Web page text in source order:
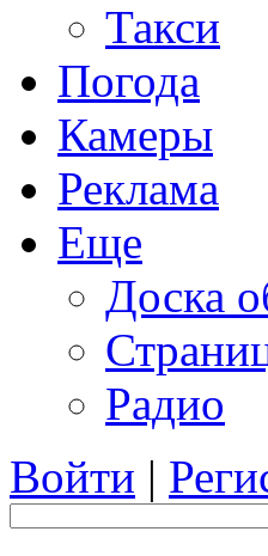
Такси
Погода
Камеры
Реклама
Еще
Доска
Радио
Войти |